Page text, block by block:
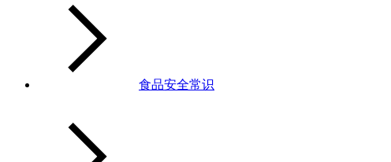
食品安全常识